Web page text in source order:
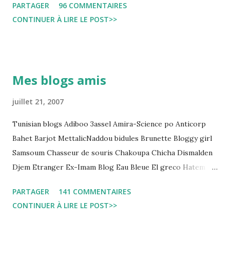
التي قضاها تحفظيا . هذه الممارسات تسبب كوارث اجتماعية واقتصادية
و تجعل المواطن يحقد على المنظومة القضائية و يحس بالظلم و القهر
regard des Lignes directrices Luanda"
PARTAGER
96 COMMENTAIRES
CONTINUER À LIRE LE POST>>
Mes blogs amis
juillet 21, 2007
Tunisian blogs Adiboo 3assel Amira-Science po Anticorp
Bahet Barjot MettalicNaddou bidules Brunette Bloggy girl
Samsoum Chasseur de souris Chakoupa Chicha Dismalden
Djem Etranger Ex-Imam Blog Eau Bleue El greco Hatem
Leila fi amarikia Little Sarah American girl Massir mots a
dire Mouch ex Mazzika Tun...
PARTAGER
141 COMMENTAIRES
CONTINUER À LIRE LE POST>>